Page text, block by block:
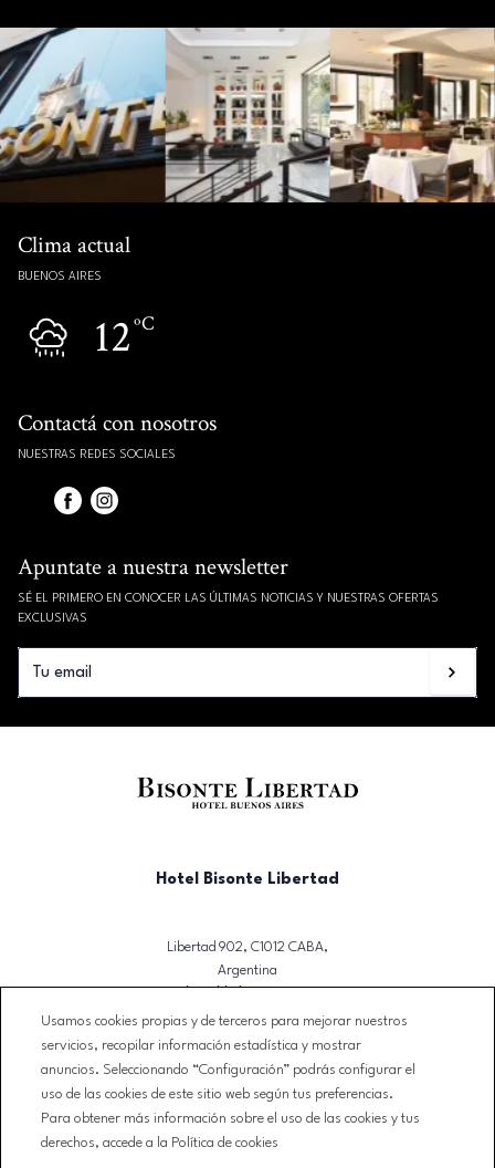
Clima actual
BUENOS AIRES
12ºC
Contactá con nosotros
NUESTRAS REDES SOCIALES
Apuntate a nuestra newsletter
SÉ EL PRIMERO EN CONOCER LAS ÚLTIMAS NOTICIAS Y NUESTRAS OFERTAS
EXCLUSIVAS
Hotel Bisonte Libertad
Libertad 902, C1012 CABA,
Argentina
T. (+54)(11) 3723-2500
reservas@bisontelibertad.com
NEWSLETTER
CONTACTO
CONDICIONES DE RESERVA
Usamos cookies propias y de terceros para mejorar nuestros
servicios, recopilar información estadística y mostrar
anuncios. Seleccionando “Configuración” podrás configurar el
uso de las cookies de este sitio web según tus preferencias.
Para obtener más información sobre el uso de las cookies y tus
derechos, accede a la Política de cookies